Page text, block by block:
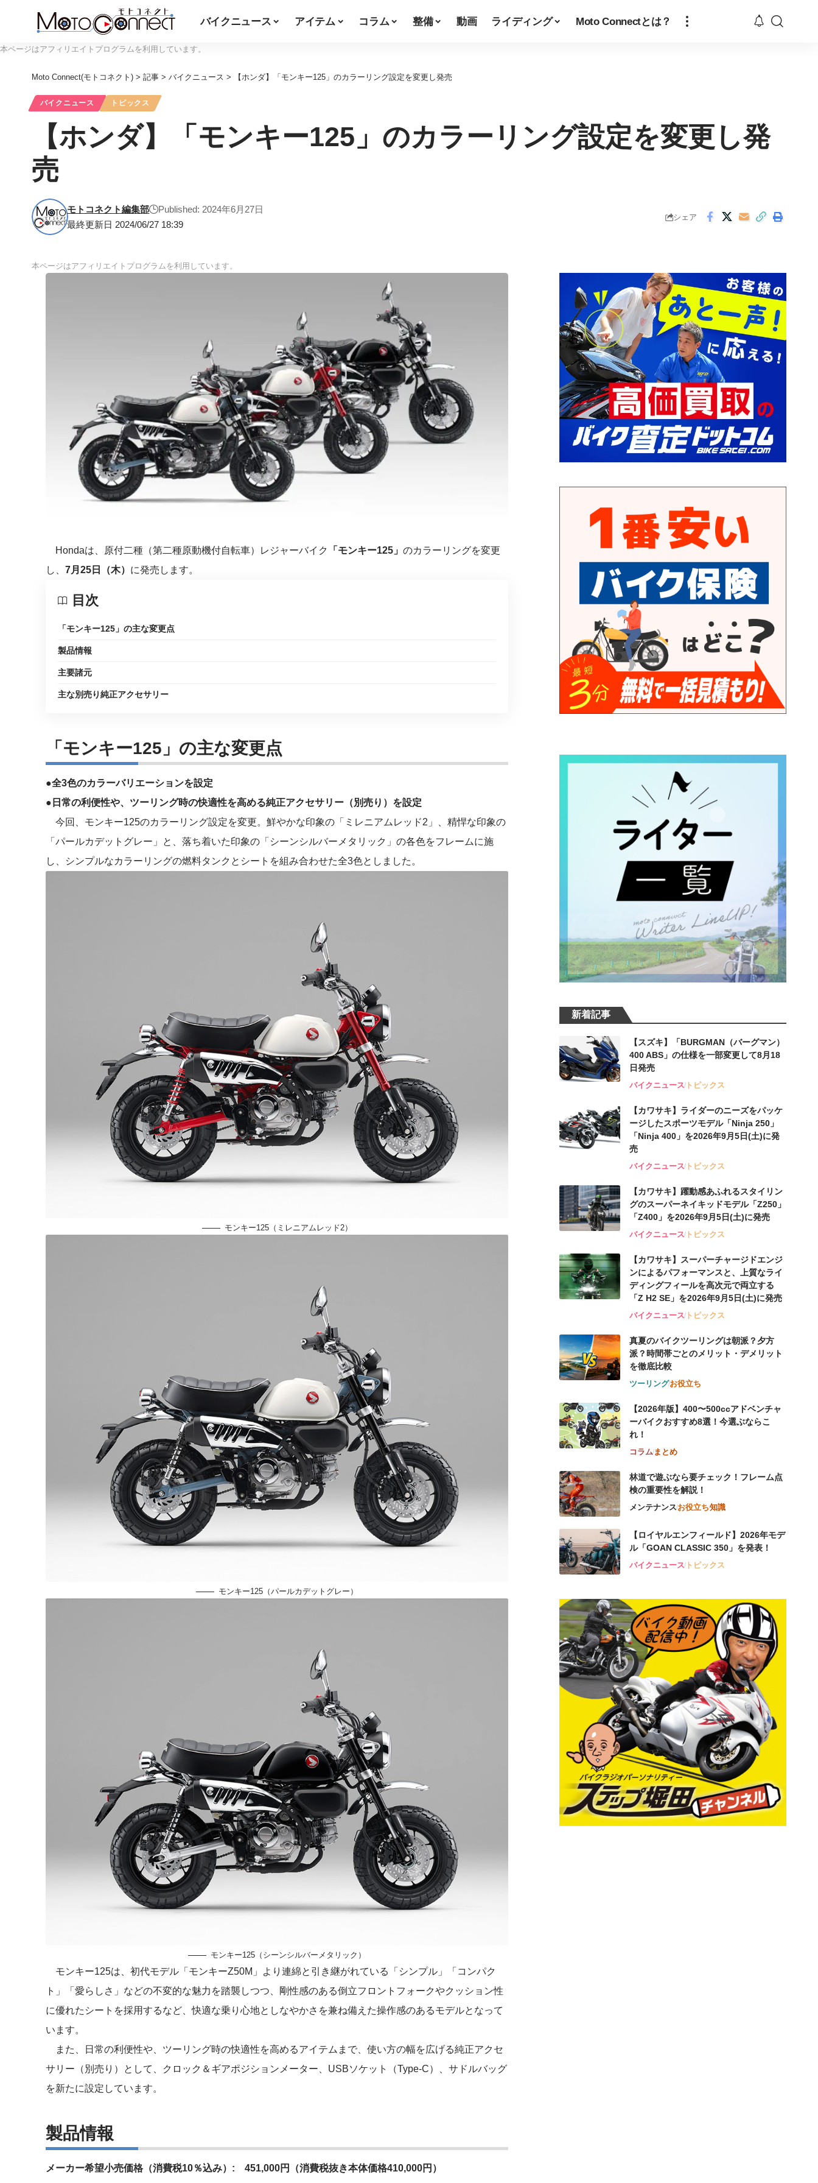
バイクニュース アイテム コラム 整備 動画 ライディング Moto Connectとは？
本ページはアフィリエイトプログラムを利用しています。
Moto Connect(モトコネクト) > 記事 > バイクニュース > 【ホンダ】「モンキー125」のカラーリング設定を変更し発売
バイクニュース トピックス
【ホンダ】「モンキー125」のカラーリング設定を変更し発
売
最終更新日 2024/06/27 18:39
モトコネクト編集部 Published: 2024年6月27日
シェア
本ページはアフィリエイトプログラムを利用しています。
Hondaは、原付二種（第二種原動機付自転車）レジャーバイク 「モンキー125」のカラーリングを変更
し、7月25日（木） に発売します。
目次
「モンキー125」の主な変更点
製品情報
主要諸元
主な別売り純正アクセサリー
「モンキー125」 の主な変更点
●全3色のカラーバリエーションを設定
●日常の利便性や、ツーリング時の快適性を高める純正アクセサリー（別売り）を設定
今回、モンキー125のカラーリング設定を変更。鮮やかな印象の「ミレニアムレッド2」、精悍な印象の
「パールカデットグレー」と、落ち着いた印象の「シーンシルバーメタリック」の各色をフレームに施
し、シンプルなカラーリングの燃料タンクとシートを組み合わせた全3色としました。
モンキー125（ミレニアムレッド2）
モンキー125（パールカデットグレー）
モンキー125（シーンシルバーメタリック）
モンキー125は、初代モデル「モンキーZ50M」より連綿と引き継がれている「シンプル」「コンパク
ト」「愛らしさ」などの不変的な魅力を踏襲しつつ、剛性感のある倒立フロントフォークやクッション性
に優れたシートを採用するなど、快適な乗り心地としなやかさを兼ね備えた操作感のあるモデルとなって
います。
また、日常の利便性や、ツーリング時の快適性を高めるアイテムまで、使い方の幅を広げる純正アクセ
サリー（別売り）として、クロック＆ギアポジションメーター、USBソケット（Type-C）、サドルバッグ
を新たに設定しています。
製品情報
メーカー希望小売価格（消費税10％込み）: 451,000円（消費税抜き本体価格410,000円）
新着記事
【スズキ】「BURGMAN（バーグマン）
400 ABS」の仕様を一部変更して8月18
日発売
バイクニューストピックス
【カワサキ】ライダーのニーズをパッケ
ージしたスポーツモデル「Ninja 250」
「Ninja 400」を2026年9月5日(土)に発
売
バイクニューストピックス
【カワサキ】躍動感あふれるスタイリン
グのスーパーネイキッドモデル「Z250」
「Z400」を2026年9月5日(土)に発売
バイクニューストピックス
【カワサキ】スーパーチャージドエンジ
ンによるパフォーマンスと、上質なライ
ディングフィールを高次元で両立する
「Z H2 SE」を2026年9月5日(土)に発売
バイクニューストピックス
真夏のバイクツーリングは朝派？夕方
派？時間帯ごとのメリット・デメリット
を徹底比較
ツーリングお役立ち
【2026年版】400〜500ccアドベンチャ
ーバイクおすすめ8選！今選ぶならこ
れ！
コラムまとめ
林道で遊ぶなら要チェック！フレーム点
検の重要性を解説！
メンテナンスお役立ち知識
【ロイヤルエンフィールド】2026年モデ
ル「GOAN CLASSIC 350」を発表！
バイクニューストピックス